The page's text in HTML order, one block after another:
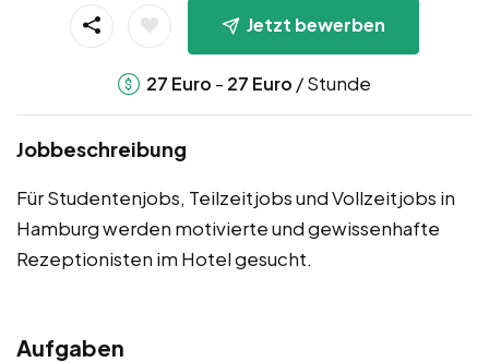
Jetzt bewerben
27 Euro - 27 Euro / Stunde
Jobbeschreibung
Für Studentenjobs, Teilzeitjobs und Vollzeitjobs in
Hamburg werden motivierte und gewissenhafte
Rezeptionisten im Hotel gesucht.
Aufgaben